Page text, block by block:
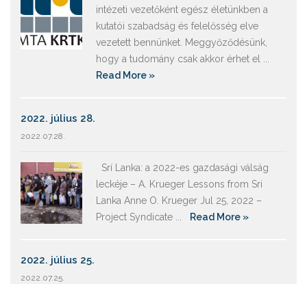
intézeti vezetőként egész életünkben a
kutatói szabadság és felelősség elve
vezetett bennünket. Meggyőződésünk,
hogy a tudomány csak akkor érhet el ...
Read More »
2022. július 28.
2022.07.28.
Srí Lanka: a 2022-es gazdasági válság
leckéje – A. Krueger Lessons from Sri
Lanka Anne O. Krueger Jul 25, 2022 –
Project Syndicate ...
Read More »
2022. július 25.
2022.07.25.